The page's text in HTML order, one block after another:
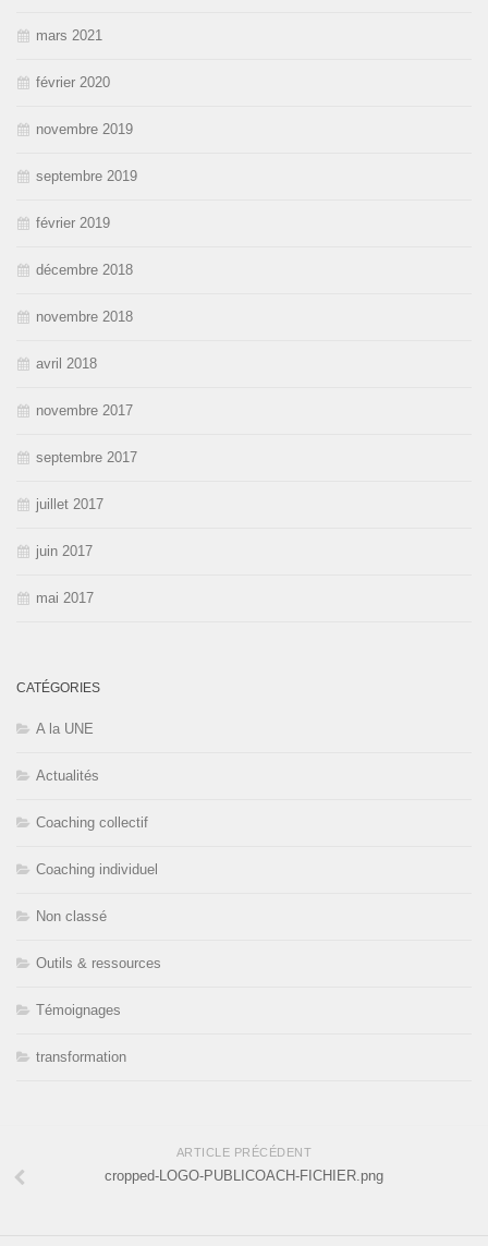
mars 2021
février 2020
novembre 2019
septembre 2019
février 2019
décembre 2018
novembre 2018
avril 2018
novembre 2017
septembre 2017
juillet 2017
juin 2017
mai 2017
CATÉGORIES
A la UNE
Actualités
Coaching collectif
Coaching individuel
Non classé
Outils & ressources
Témoignages
transformation
ARTICLE PRÉCÉDENT
cropped-LOGO-PUBLICOACH-FICHIER.png